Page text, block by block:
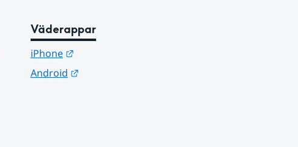
Väderappar
iPhone
Länk till annan webbplats.
Android
Länk till annan webbplats.